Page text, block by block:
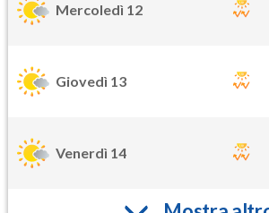
Mercoledì 12
Giovedì 13
Venerdì 14